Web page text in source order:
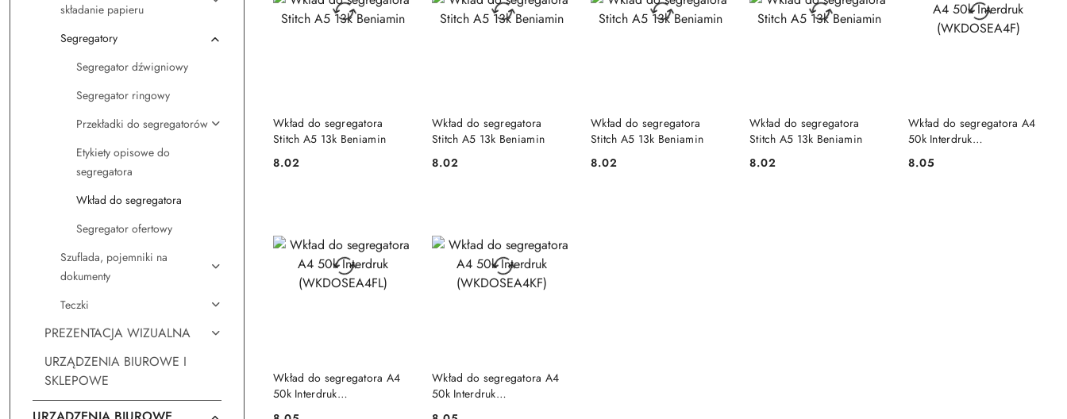
składanie papieru
Segregatory
Segregator dźwigniowy
Segregator ringowy
Przekładki do segregatorów
Etykiety opisowe do
segregatora
Wkład do segregatora
Segregator ofertowy
Szuflada, pojemniki na
dokumenty
Teczki
PREZENTACJA WIZUALNA
URZĄDZENIA BIUROWE I
SKLEPOWE
Wkład do segregatora
Stitch A5 13k Beniamin
Cena:
8.02
Wkład do segregatora
Stitch A5 13k Beniamin
Cena:
8.02
Wkład do segregatora
Stitch A5 13k Beniamin
Cena:
8.02
Wkład do segregatora
Stitch A5 13k Beniamin
Cena:
8.02
Wkład do segregatora A4
50k Interdruk
Cena:
8.05
Wkład do segregatora A4
50k Interdruk
DO KOSZYKA
Wkład do segregatora A4
50k Interdruk
DO KOSZYKA